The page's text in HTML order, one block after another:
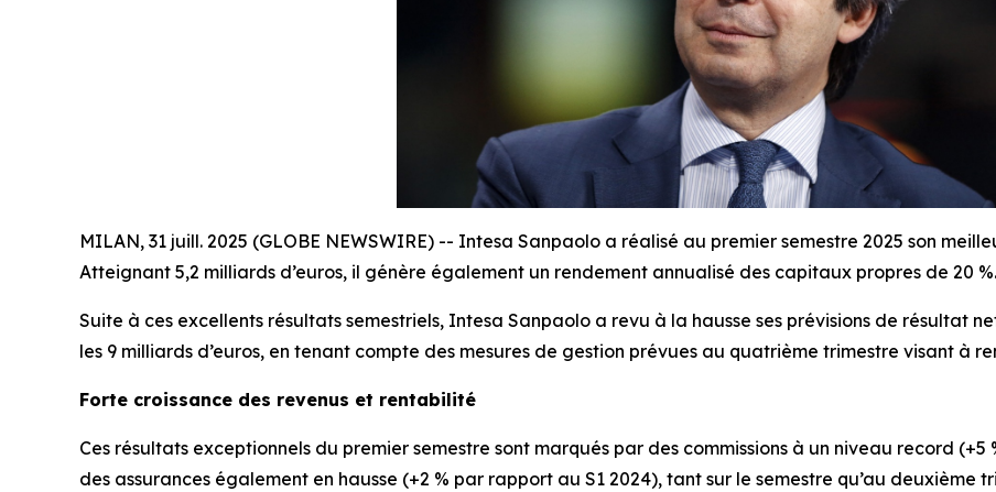
MILAN, 31 juill. 2025 (GLOBE NEWSWIRE) -- Intesa Sanpaolo a réalisé au premier semestre 2025 son
Atteignant 5,2 milliards d’euros, il génère également un rendement annualisé des capitaux propres de 20 %.
Suite à ces excellents résultats semestriels, Intesa Sanpaolo a revu à la hausse ses prévisions de résultat
les 9 milliards d’euros, en tenant compte des mesures de gestion prévues au quatrième trimestre visant à
Forte croissance des revenus et rentabilité
Ces résultats exceptionnels du premier semestre sont marqués par des commissions à un niveau record
des assurances également en hausse (+2 % par rapport au S1 2024), tant sur le semestre qu’au deuxième